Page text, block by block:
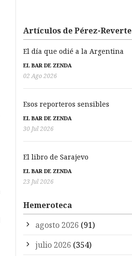
Artículos de Pérez-Reverte
El día que odié a la Argentina
EL BAR DE ZENDA
02 Ago 2026
Esos reporteros sensibles
EL BAR DE ZENDA
30 Jul 2026
El libro de Sarajevo
EL BAR DE ZENDA
23 Jul 2026
Hemeroteca
agosto 2026 (91)
julio 2026 (354)